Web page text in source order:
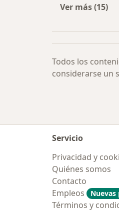
Ver más (15)
Todos los
considerarse un
Servicio
Privacidad y
Quiénes somos
Contacto
Empleos
Nuevas
Términos y